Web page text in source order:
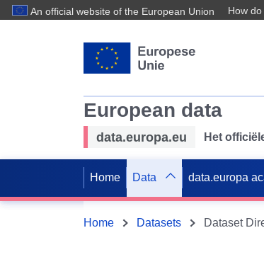
An official website of the European Union How
European data
data.europa.eu Het
Home Data data.europa
Home Datasets